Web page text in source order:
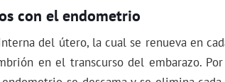
con el endometrio
del útero, la cual se renueva en
en el transcurso del embarazo.